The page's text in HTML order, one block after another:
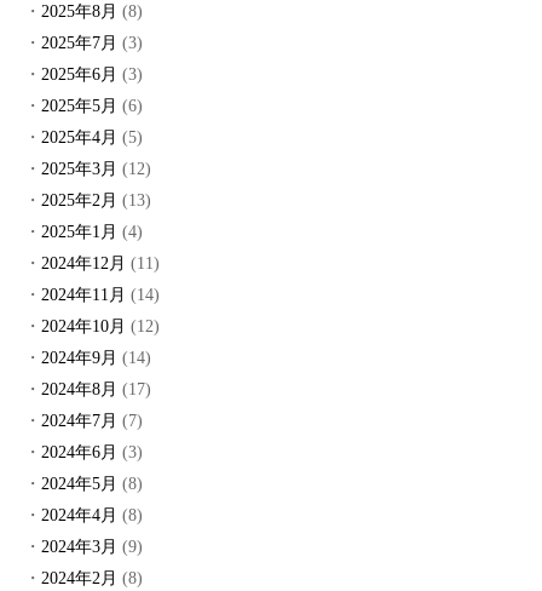
2025年8月 (8)
2025年7月 (3)
2025年6月 (3)
2025年5月 (6)
2025年4月 (5)
2025年3月 (12)
2025年2月 (13)
2025年1月 (4)
2024年12月 (11)
2024年11月 (14)
2024年10月 (12)
2024年9月 (14)
2024年8月 (17)
2024年7月 (7)
2024年6月 (3)
2024年5月 (8)
2024年4月 (8)
2024年3月 (9)
2024年2月 (8)